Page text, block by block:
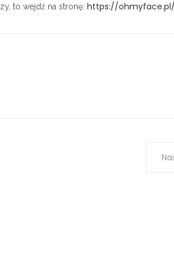
to wejdź na stronę: https://ohmyface.pl/